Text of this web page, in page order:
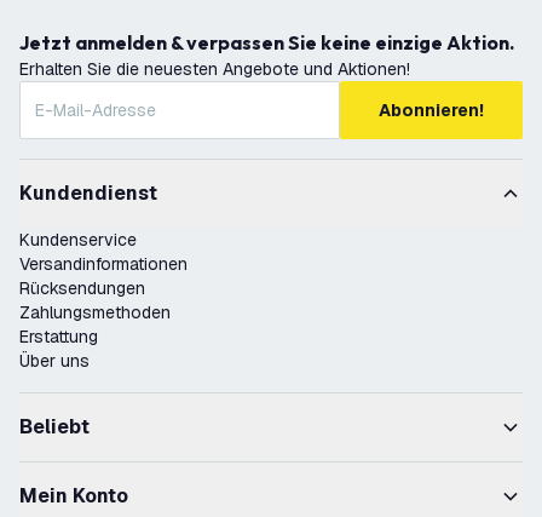
Jetzt anmelden & verpassen Sie keine einzige Aktion.
Erhalten Sie die neuesten Angebote und Aktionen!
Abonnieren!
Kundendienst
Kundenservice
Versandinformationen
Rücksendungen
Zahlungsmethoden
Erstattung
Über uns
Beliebt
Mein Konto